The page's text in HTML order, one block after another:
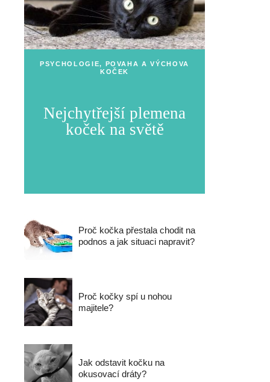
PSYCHOLOGIE, POVAHA A VÝCHOVA
KOČEK
Nejchytřejší plemena
koček na světě
Proč kočka přestala chodit na
podnos a jak situaci napravit?
Proč kočky spí u nohou
majitele?
Jak odstavit kočku na
okusovací dráty?